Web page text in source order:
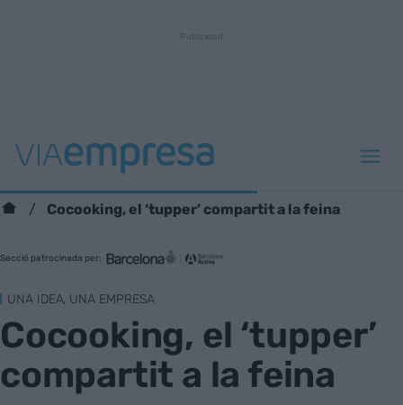
Cocooking, el ‘tupper’ compartit a la feina
Secció patrocinada per:
UNA IDEA, UNA EMPRESA
Cocooking, el ‘tupper’
compartit a la feina